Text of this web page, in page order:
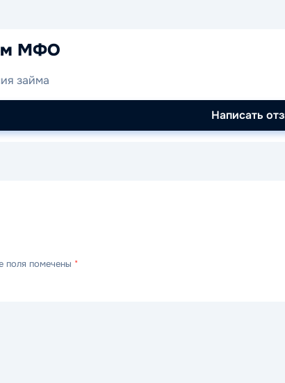
МФО
займа
Написать
поля помечены *